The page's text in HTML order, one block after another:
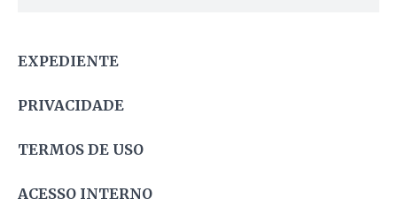
EXPEDIENTE
PRIVACIDADE
TERMOS DE USO
ACESSO INTERNO